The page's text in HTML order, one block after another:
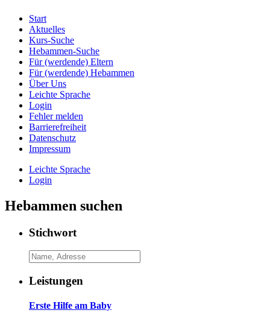
Start
Aktuelles
Kurs-Suche
Hebammen-Suche
Für (werdende) Eltern
Für (werdende) Hebammen
Über Uns
Leichte Sprache
Login
Fehler melden
Barrierefreiheit
Datenschutz
Impressum
Leichte Sprache
Login
Hebammen suchen
Stichwort
Leistungen
Erste Hilfe am Baby